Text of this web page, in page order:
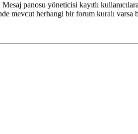
panosu yöneticisi kayıtlı
mevcut herhangi bir forum kuralı varsa